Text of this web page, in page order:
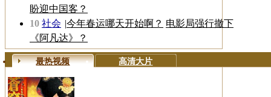
盼迎中国客？
10 社会 |今年春运哪天开始啊？ 电影局强行撤下
《阿凡达》？
最热视频 高清大片